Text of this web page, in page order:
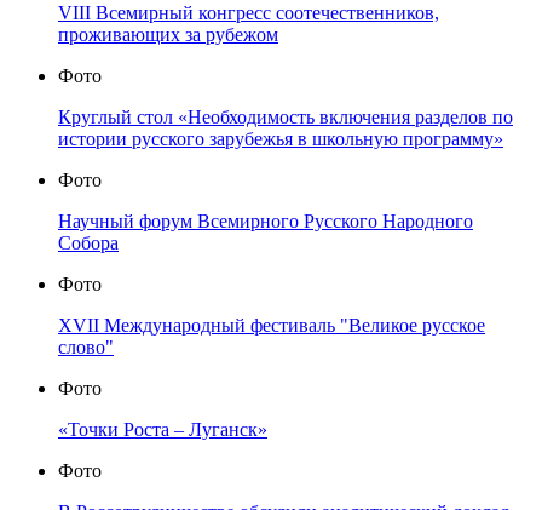
VIII Всемирный конгресс соотечественников,
проживающих за рубежом
Фото
Круглый стол «Необходимость включения разделов по
истории русского зарубежья в школьную программу»
Фото
Научный форум Всемирного Русского Народного
Собора
Фото
XVII Международный фестиваль "Великое русское
слово"
Фото
«Точки Роста – Луганск»
Фото